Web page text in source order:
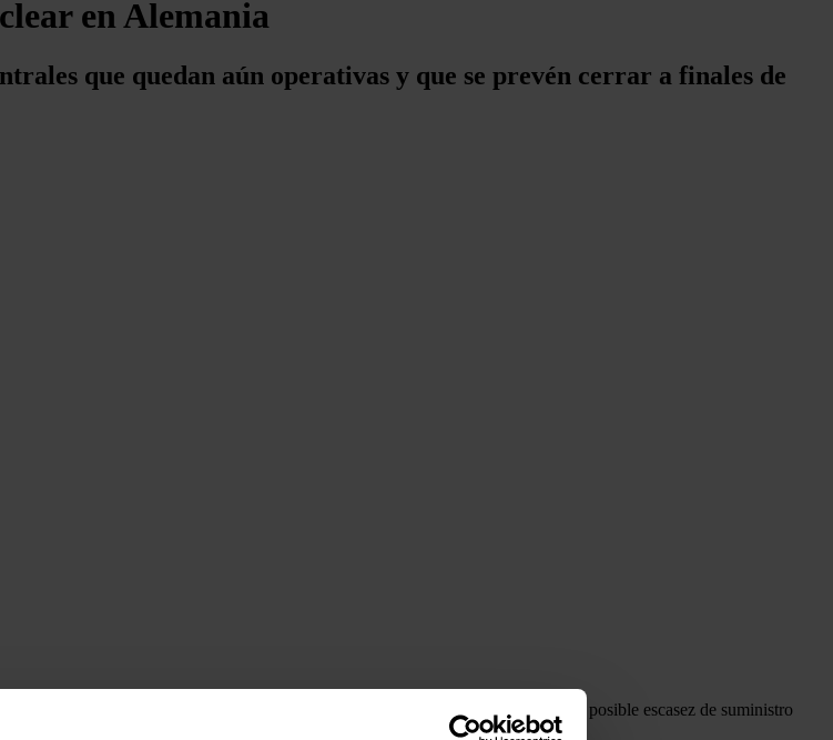
en Alemania
que quedan aún operativas y que se prevén cerrar a finales de
tiempo de funcionamiento de las centrales nucleares del país para contrarrestar la posible escasez de suministro